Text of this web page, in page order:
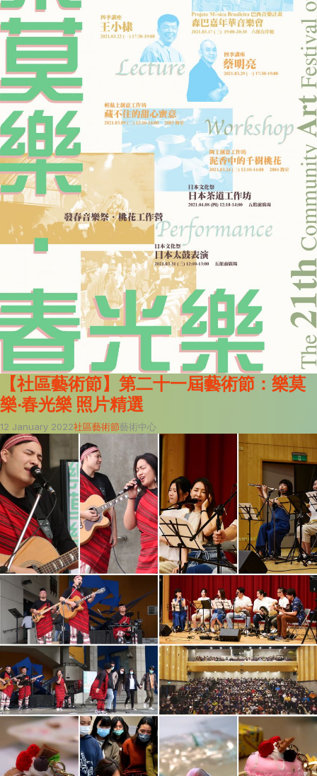
【社區藝術節】第二十一屆藝術節：樂莫
樂‧春光樂 照片精選
12 January 2022社區藝術節藝術中心